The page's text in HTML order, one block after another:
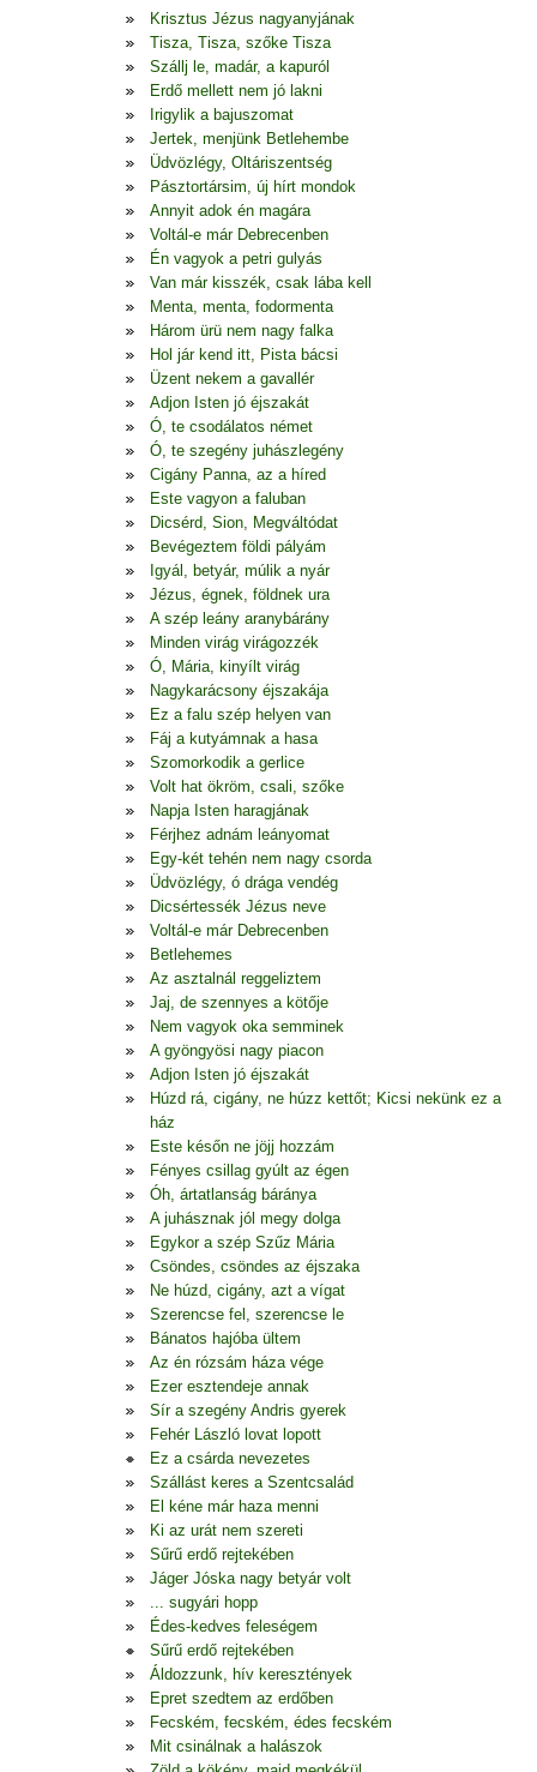
Krisztus Jézus nagyanyjának
Tisza, Tisza, szőke Tisza
Szállj le, madár, a kapuról
Erdő mellett nem jó lakni
Irigylik a bajuszomat
Jertek, menjünk Betlehembe
Üdvözlégy, Oltáriszentség
Pásztortársim, új hírt mondok
Annyit adok én magára
Voltál-e már Debrecenben
Én vagyok a petri gulyás
Van már kisszék, csak lába kell
Menta, menta, fodormenta
Három ürü nem nagy falka
Hol jár kend itt, Pista bácsi
Üzent nekem a gavallér
Adjon Isten jó éjszakát
Ó, te csodálatos német
Ó, te szegény juhászlegény
Cigány Panna, az a híred
Este vagyon a faluban
Dicsérd, Sion, Megváltódat
Bevégeztem földi pályám
Igyál, betyár, múlik a nyár
Jézus, égnek, földnek ura
A szép leány aranybárány
Minden virág virágozzék
Ó, Mária, kinyílt virág
Nagykarácsony éjszakája
Ez a falu szép helyen van
Fáj a kutyámnak a hasa
Szomorkodik a gerlice
Volt hat ökröm, csali, szőke
Napja Isten haragjának
Férjhez adnám leányomat
Egy-két tehén nem nagy csorda
Üdvözlégy, ó drága vendég
Dicsértessék Jézus neve
Voltál-e már Debrecenben
Betlehemes
Az asztalnál reggeliztem
Jaj, de szennyes a kötője
Nem vagyok oka semminek
A gyöngyösi nagy piacon
Adjon Isten jó éjszakát
Húzd rá, cigány, ne húzz kettőt; Kicsi nekünk ez a
ház
Este későn ne jöjj hozzám
Fényes csillag gyúlt az égen
Óh, ártatlanság báránya
A juhásznak jól megy dolga
Egykor a szép Szűz Mária
Csöndes, csöndes az éjszaka
Ne húzd, cigány, azt a vígat
Szerencse fel, szerencse le
Bánatos hajóba ültem
Az én rózsám háza vége
Ezer esztendeje annak
Sír a szegény Andris gyerek
Fehér László lovat lopott
Ez a csárda nevezetes
Szállást keres a Szentcsalád
El kéne már haza menni
Ki az urát nem szereti
Sűrű erdő rejtekében
Jáger Jóska nagy betyár volt
... sugyári hopp
Édes-kedves feleségem
Sűrű erdő rejtekében
Áldozzunk, hív keresztények
Epret szedtem az erdőben
Fecském, fecském, édes fecském
Mit csinálnak a halászok